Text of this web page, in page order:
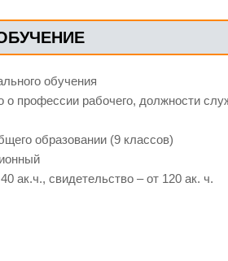
обучения
о профессии рабочего, должности
образовании (9 классов)
ак.ч., свидетельство – от 120 ак. ч.